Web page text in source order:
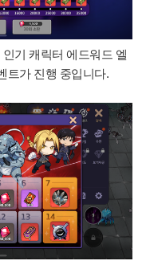
기 캐릭터 에드워드 엘
트가 진행 중입니다.